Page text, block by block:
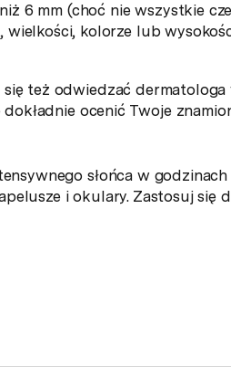
6 mm (choć nie wszystkie
wielkości, kolorze lub
też odwiedzać
ocenić Twoje
słońca w godzinach
i okulary. Zastosuj się